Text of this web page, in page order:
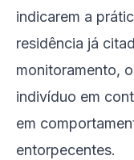
indicarem a
residência já
monitoramento,
indivíduo em
em
entorpecentes.